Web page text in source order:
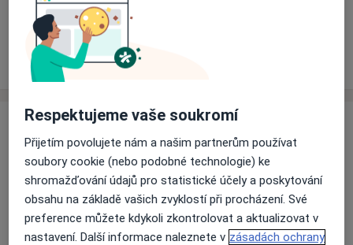
Rezervovat termín
Ceník Adresy
Ceník
Informace o službách a cenách nejsou k dispozici
Tento specialista ještě nepřidával žádné informace o
svých službách.
Respektujeme vaše soukromí
Přijetím povolujete nám a našim partnerům používat
soubory cookie (nebo podobné technologie) ke
shromažďování údajů pro statistické účely a poskytování
obsahu na základě vašich zvyklostí při procházení. Své
preference můžete kdykoli zkontrolovat a aktualizovat v
nastavení. Další informace naleznete v zásadách ochrany